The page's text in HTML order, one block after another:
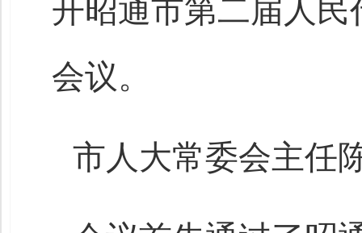
开昭通市第二届人
会议。
市人大常委会主任